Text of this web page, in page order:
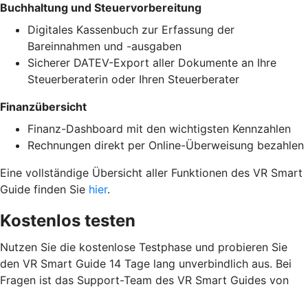
Buchhaltung und Steuervorbereitung
Digitales Kassenbuch zur Erfassung der
Bareinnahmen und -ausgaben
Sicherer DATEV-Export aller Dokumente an Ihre
Steuerberaterin oder Ihren Steuerberater
Finanzübersicht
Finanz-Dashboard mit den wichtigsten Kennzahlen
Rechnungen direkt per Online-Überweisung bezahlen
Eine vollständige Übersicht aller Funktionen des VR Smart
Guide finden Sie hier.
Kostenlos testen
Nutzen Sie die kostenlose Testphase und probieren Sie
den VR Smart Guide 14 Tage lang unverbindlich aus. Bei
Fragen ist das Support-Team des VR Smart Guides von